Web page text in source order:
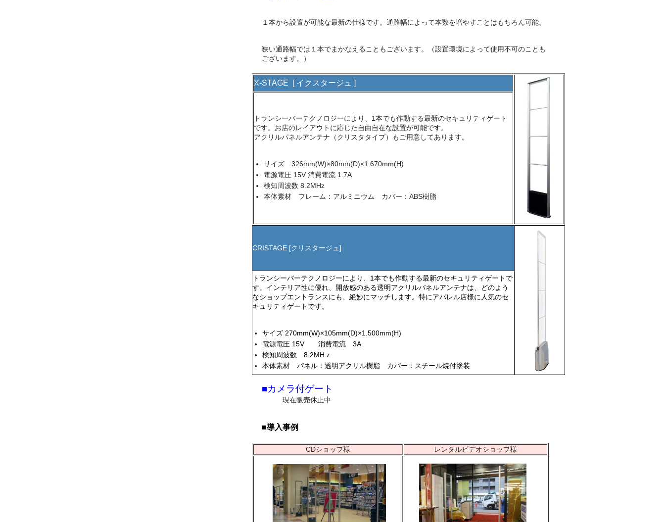
１本から設置が可能な最新の仕様です。通路幅によって本数を増やすことはもちろん可能。
狭い通路幅では１本でまかなえることもございます。（設置環境によって使用不可のことも
ございます。）
X-STAGE [ イクスタージュ ]
トランシーバーテクノロジーにより、1本でも作動する最新のセキュリティゲート
です。お店のレイアウトに応じた自由自在な設置が可能です。
アクリルパネルアンテナ（クリスタタイプ）もご用意してあります。
サイズ 326mm(W)×80mm(D)×1.670mm(H)
電源電圧 15V 消費電流 1.7A
検知周波数 8.2MHz
本体素材 フレーム：アルミニウム カバー：ABS樹脂
CRISTAGE [クリスタージュ]
トランシーバーテクノロジーにより、1本でも作動する最新のセキュリティゲートで
す。インテリア性に優れ、開放感のある透明アクリルパネルアンテナは、どのよう
なショップエントランスにも、絶妙にマッチします。特にアパレル店様に人気のセ
キュリティゲートです。
サイズ 270mm(W)×105mm(D)×1.500mm(H)
電源電圧 15V 消費電流 3A
検知周波数 8.2MHｚ
本体素材 パネル：透明アクリル樹脂 カバー：スチール焼付塗装
■カメラ付ゲート
現在販売休止中
■導入事例
CDショップ様 レンタルビデオショップ様